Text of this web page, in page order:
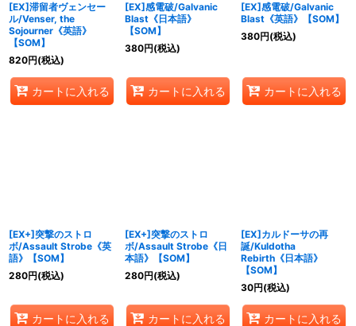
[EX]滞留者ヴェンセー
ル/Venser, the
Sojourner《英語》
【SOM】
820円(税込)
カートに入れる
[EX]感電破/Galvanic
Blast《日本語》
【SOM】
380円(税込)
カートに入れる
[EX]感電破/Galvanic
Blast《英語》【SOM】
380円(税込)
カートに入れる
[EX+]突撃のストロ
ボ/Assault Strobe《英
語》【SOM】
280円(税込)
カートに入れる
[EX+]突撃のストロ
ボ/Assault Strobe《日
本語》【SOM】
280円(税込)
カートに入れる
[EX]カルドーサの再
誕/Kuldotha
Rebirth《日本語》
【SOM】
30円(税込)
カートに入れる